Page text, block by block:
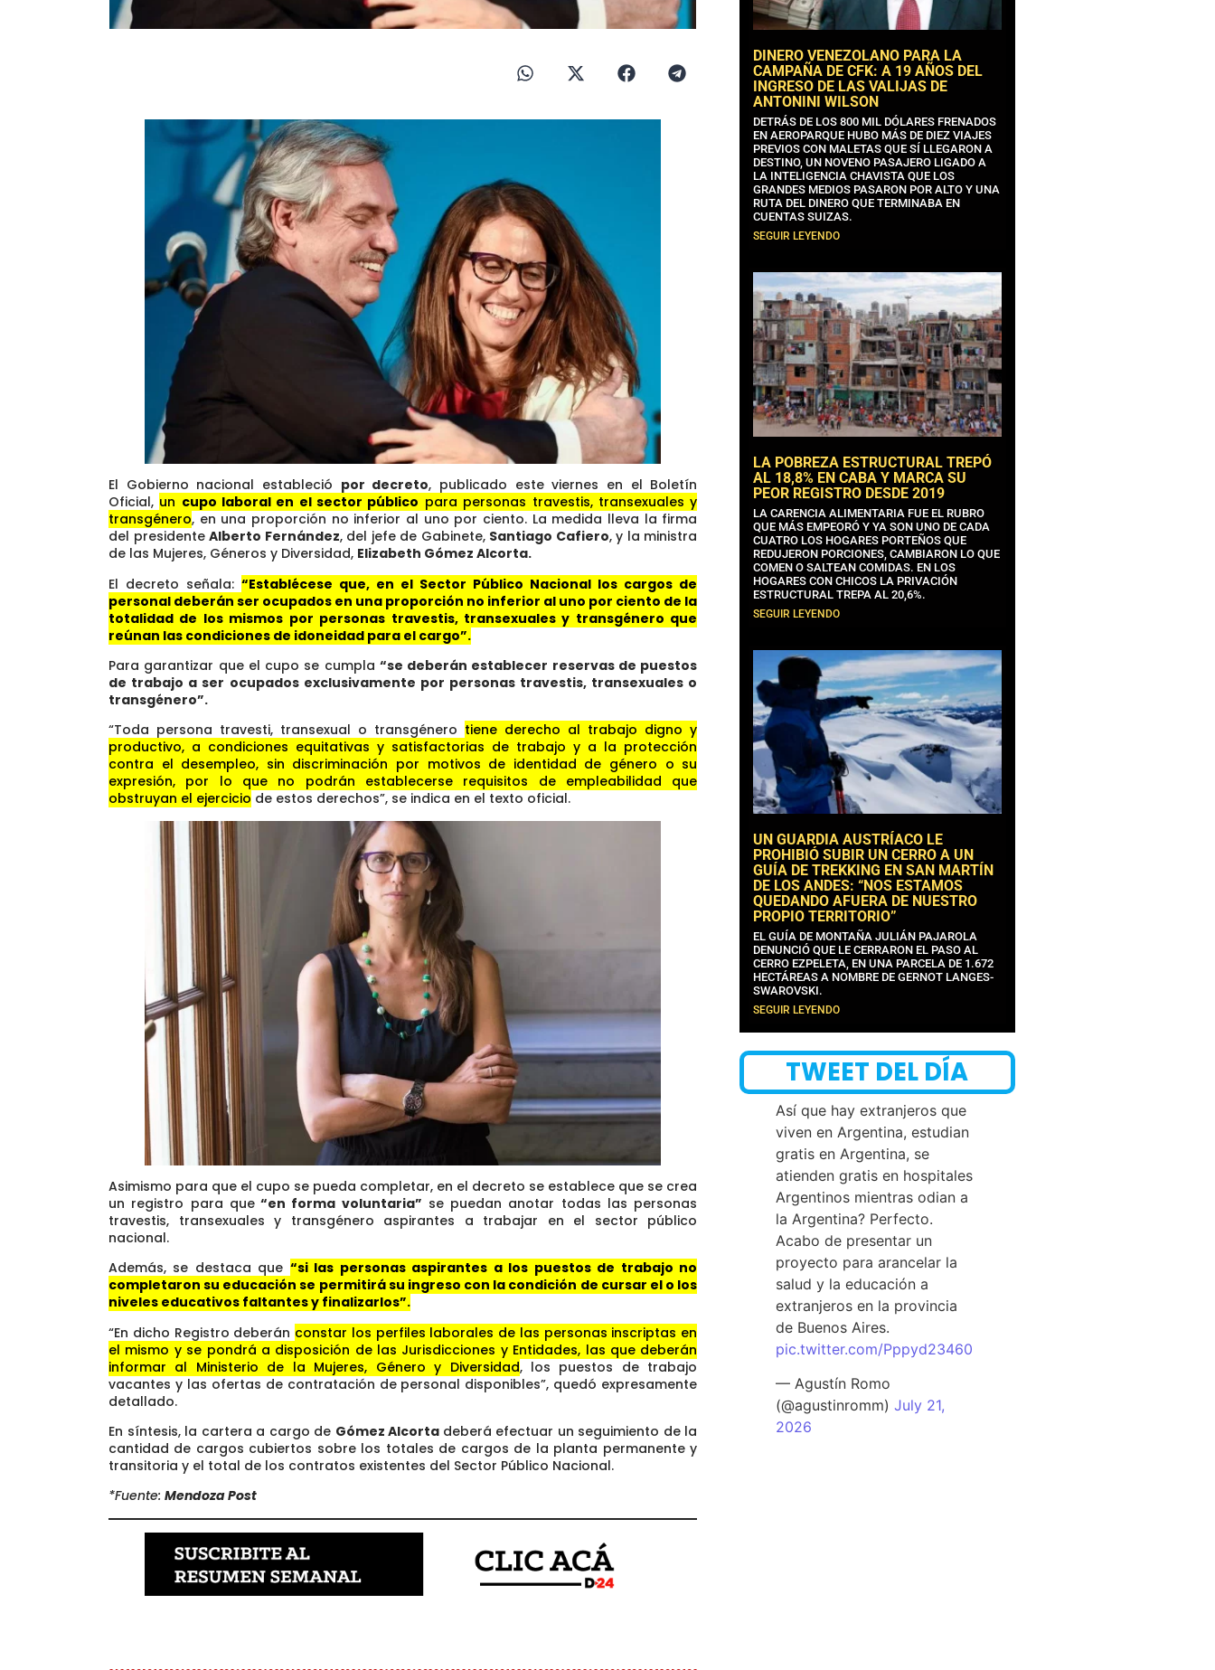
El Gobierno nacional estableció por decreto, publicado este viernes en el Boletín
Oficial, un cupo laboral en el sector público para personas travestis, transexuales y
transgénero, en una proporción no inferior al uno por ciento. La medida lleva la firma
del presidenteAlberto Fernández, del jefe de Gabinete, Santiago Cafiero, y la ministra
de las Mujeres, Géneros y Diversidad, Elizabeth Gómez Alcorta.
El decreto señala:“Establécese que, en el Sector Público Nacional los cargos de
personal deberán ser ocupados en una proporción no inferior al uno por ciento de la
totalidad de los mismos por personas travestis, transexuales y transgénero que
reúnan las condiciones de idoneidad para el cargo”.
Para garantizar que el cupo se cumpla “se deberán establecer reservas de puestos
de trabajo a ser ocupados exclusivamente por personas travestis, transexuales o
transgénero”.
“Toda persona travesti, transexual o transgénero tiene derecho al trabajo digno y
productivo, a condiciones equitativas y satisfactorias de trabajo y a la protección
contra el desempleo, sin discriminación por motivos de identidad de género o su
expresión, por lo que no podrán establecerse requisitos de empleabilidad que
obstruyan el ejercicio de estos derechos”, se indica en el texto oficial.
Asimismo para que el cupo se pueda completar, en el decreto se establece que se crea
un registro para que“en forma voluntaria” se puedan anotar todas las personas
travestis, transexuales y transgénero aspirantes a trabajar en el sector público
nacional.
Además, se destaca que “si las personas aspirantes a los puestos de trabajo no
completaron su educación se permitirá su ingreso con la condición de cursar el o los
niveles educativos faltantes y finalizarlos”.
“En dicho Registro deberán constar los perfiles laborales de las personas inscriptas en
el mismo y se pondrá a disposición de las Jurisdicciones y Entidades, las que deberán
informar al Ministerio de la Mujeres, Género y Diversidad, los puestos de trabajo
vacantes y las ofertas de contratación de personal disponibles”, quedó expresamente
detallado.
En síntesis, la cartera a cargo de Gómez Alcorta deberá efectuar un seguimiento de la
cantidad de cargos cubiertos sobre los totales de cargos de la planta permanente y
transitoria y el total de los contratos existentes del Sector Público Nacional.
*Fuente: Mendoza Post
DINERO VENEZOLANO PARA LA
CAMPAÑA DE CFK: A 19 AÑOS DEL
INGRESO DE LAS VALIJAS DE
ANTONINI WILSON
DETRÁS DE LOS 800 MIL DÓLARES FRENADOS
EN AEROPARQUE HUBO MÁS DE DIEZ VIAJES
PREVIOS CON MALETAS QUE SÍ LLEGARON A
DESTINO, UN NOVENO PASAJERO LIGADO A
LA INTELIGENCIA CHAVISTA QUE LOS
GRANDES MEDIOS PASARON POR ALTO Y UNA
RUTA DEL DINERO QUE TERMINABA EN
CUENTAS SUIZAS.
SEGUIR LEYENDO
LA POBREZA ESTRUCTURAL TREPÓ
AL 18,8% EN CABA Y MARCA SU
PEOR REGISTRO DESDE 2019
LA CARENCIA ALIMENTARIA FUE EL RUBRO
QUE MÁS EMPEORÓ Y YA SON UNO DE CADA
CUATRO LOS HOGARES PORTEÑOS QUE
REDUJERON PORCIONES, CAMBIARON LO QUE
COMEN O SALTEAN COMIDAS. EN LOS
HOGARES CON CHICOS LA PRIVACIÓN
ESTRUCTURAL TREPA AL 20,6%.
SEGUIR LEYENDO
UN GUARDIA AUSTRÍACO LE
PROHIBIÓ SUBIR UN CERRO A UN
GUÍA DE TREKKING EN SAN MARTÍN
DE LOS ANDES: “NOS ESTAMOS
QUEDANDO AFUERA DE NUESTRO
PROPIO TERRITORIO”
EL GUÍA DE MONTAÑA JULIÁN PAJAROLA
DENUNCIÓ QUE LE CERRARON EL PASO AL
CERRO EZPELETA, EN UNA PARCELA DE 1.672
HECTÁREAS A NOMBRE DE GERNOT LANGES-
SWAROVSKI.
SEGUIR LEYENDO
TWEET DEL DÍA
Así que hay extranjeros que
viven en Argentina, estudian
gratis en Argentina, se
atienden gratis en hospitales
Argentinos mientras odian a
la Argentina? Perfecto.
Acabo de presentar un
proyecto para arancelar la
salud y la educación a
extranjeros en la provincia
de Buenos Aires.
pic.twitter.com/Pppyd23460
— Agustín Romo
(@agustinromm)July 21,
2026